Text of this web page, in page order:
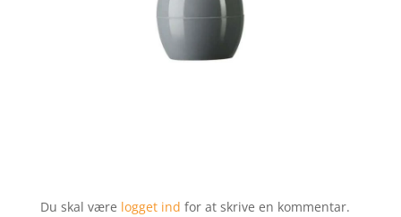
Du skal være logget ind for at skrive en kommentar.